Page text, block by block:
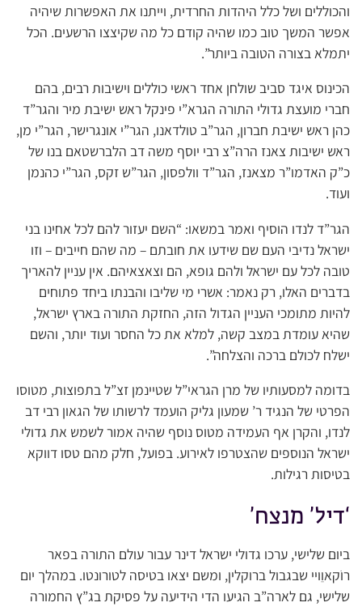
והכוללים ושל כלל היהדות החרדית, וייתנו את האפשרות שיהיה
אפשר המשך טוב כמו שהיה קודם כל מה שקיצצו הרשעים. הכל
יתמלא בצורה הטובה ביותר”.
הכינוס איגד סביב שולחן אחד ראשי כוללים וישיבות רבים, בהם
חברי מועצת גדולי התורה הגרא”י פינקל ראש ישיבת מיר והגר”ד
כהן ראש ישיבת חברון, הגר”ב טולדאנו, הגר”י אונגרישר, הגר”י מן,
ראש ישיבות צאנז הרה”צ רבי יוסף משה דב הלברשטאם בנו של
כ”ק האדמו”ר מצאנז, הגר”ד וולפסון, הגר”ש זקס, הגר”י כהנמן
ועוד.
הגר”ד לנדו הוסיף ואמר במשאו: “השם יעזור להם לכל אחינו בני
ישראל נדיבי העם שם שידעו את חובתם – מה שהם חייבים – וזו
טובה לכל עם ישראל ולהם גופא, הם וצאצאיהם. אין עניין להאריך
בדברים האלו, רק נאמר: אשרי מי שליבו והבנתו ביחד פתוחים
להיות מתומכי העניין הגדול הזה, החזקת התורה בארץ ישראל,
שהיא עומדת במצב קשה, למלא את כל החסר ועוד יותר, והשם
ישלח לכולם ברכה והצלחה”.
בדומה למסעותיו של מרן הגראי”ל שטיינמן זצ”ל בתפוצות, מטוסו
הפרטי של הנגיד ר’ שמעון גליק הועמד לרשותו של הגאון רבי דב
לנדו, והקרן אף העמידה מטוס נוסף שהיה אמור לשמש את גדולי
ישראל הנוספים שהצטרפו לאירוע. בפועל, חלק מהם טסו דווקא
בטיסות רגילות.
‘דיל’ מנצח’
ביום שלישי, ערכו גדולי ישראל דינר עבור עולם התורה בפאר
רוֹקאוֵויי שבגבול ברוקלין, ומשם יצאו בטיסה לטורונטו. במהלך יום
שלישי, גם לארה”ב הגיעו הדי הידיעה על פסיקת בג”ץ החמורה